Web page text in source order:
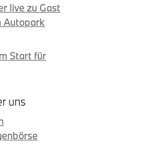
live zu Gast
Autopark
Start für
uns